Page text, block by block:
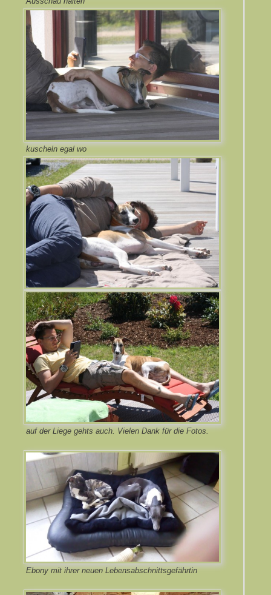
kuscheln egal wo
auf der Liege gehts auch. Vielen Dank für die Fotos.
Ebony mit ihrer neuen Lebensabschnittsgefährtin